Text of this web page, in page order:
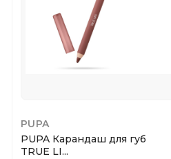
PUPA
PUPA Карандаш для губ
TRUE LI...